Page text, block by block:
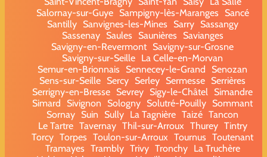
Salornay-sur-Guye
Sampigny-lès-Maranges
Sancé
Santilly
Sanvignes-les-Mines Sarry
Sassangy
Sassenay
Saules Saunières
Savianges
Savigny-en-Revermont Savigny-sur-Grosne
Savigny-sur-Seille La Celle-en-Morvan
Semur-en-Brionnais
Sennecey-le-Grand
Senozan
Sens-sur-Seille Sercy Serley Sermesse Serrières
Serrigny-en-Bresse Sevrey Sigy-le-Châtel
Simandre
Simard
Sivignon Sologny Solutré-Pouilly Sommant
Sornay Suin Sully La Tagnière Taizé Tancon
Le Tartre Tavernay Thil-sur-Arroux Thurey Tintry
Torcy Torpes Toulon-sur-Arroux Tournus Toutenant
Tramayes Trambly Trivy Tronchy
La Truchère